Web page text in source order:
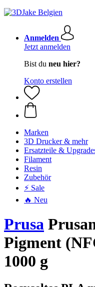
Anmelden
Jetzt anmelden
Bist du neu hier?
Konto erstellen
Marken
3D Drucker & mehr
Ersatzteile &
Filament
Resin
Zubehör
⚡ Sale
🔥 Neu
Prusa
Pigment
1000 g